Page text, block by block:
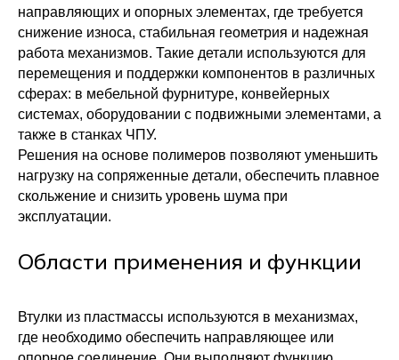
направляющих и опорных элементах, где требуется
снижение износа, стабильная геометрия и надежная
работа механизмов. Такие детали используются для
перемещения и поддержки компонентов в различных
сферах: в мебельной фурнитуре, конвейерных
системах, оборудовании с подвижными элементами, а
также в станках ЧПУ.
Решения на основе полимеров позволяют уменьшить
нагрузку на сопряженные детали, обеспечить плавное
скольжение и снизить уровень шума при
эксплуатации.
Области применения и функции
Втулки из пластмассы используются в механизмах,
где необходимо обеспечить направляющее или